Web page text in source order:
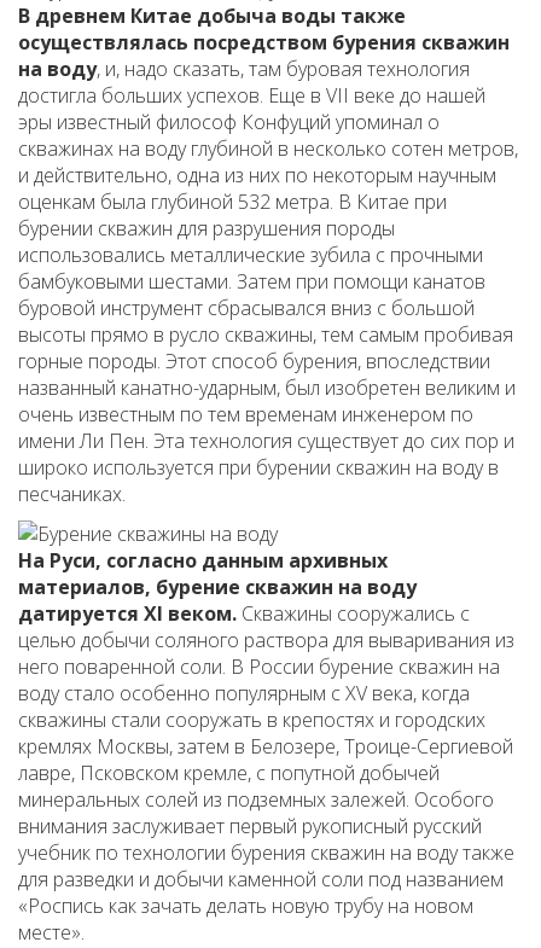
В древнем Китае добыча воды также
осуществлялась посредством бурения скважин
на воду, и, надо сказать, там буровая технология
достигла больших успехов. Еще в VII веке до нашей
эры известный философ Конфуций упоминал о
скважинах на воду глубиной в несколько сотен метров,
и действительно, одна из них по некоторым научным
оценкам была глубиной 532 метра. В Китае при
бурении скважин для разрушения породы
использовались металлические зубила с прочными
бамбуковыми шестами. Затем при помощи канатов
буровой инструмент сбрасывался вниз с большой
высоты прямо в русло скважины, тем самым пробивая
горные породы. Этот способ бурения, впоследствии
названный канатно-ударным, был изобретен великим и
очень известным по тем временам инженером по
имени Ли Пен. Эта технология существует до сих пор и
широко используется при бурении скважин на воду в
песчаниках.
На Руси, согласно данным архивных
материалов, бурение скважин на воду
датируется XI веком. Скважины сооружались с
целью добычи соляного раствора для вываривания из
него поваренной соли. В России бурение скважин на
воду стало особенно популярным с XV века, когда
скважины стали сооружать в крепостях и городских
кремлях Москвы, затем в Белозере, Троице-Сергиевой
лавре, Псковском кремле, с попутной добычей
минеральных солей из подземных залежей. Особого
внимания заслуживает первый рукописный русский
учебник по технологии бурения скважин на воду также
для разведки и добычи каменной соли под названием
«Роспись как зачать делать новую трубу на новом
месте».